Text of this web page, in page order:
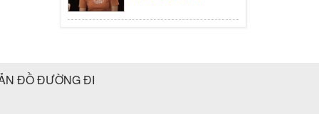
ĐỒ ĐƯỜNG ĐI